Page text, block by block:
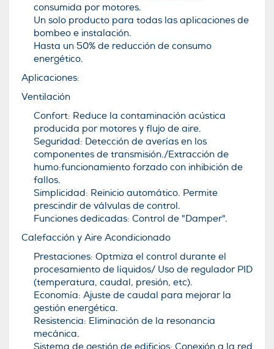
consumida por motores.
Un solo producto para todas las aplicaciones de
bombeo e instalación.
Hasta un 50% de reducción de consumo
energético.
Aplicaciones:
Ventilación
Confort: Reduce la contaminación acústica
producida por motores y flujo de aire.
Seguridad: Detección de averías en los
componentes de transmisión./Extracción de
humo:funcionamiento forzado con inhibición de
fallos.
Simplicidad: Reinicio automático. Permite
prescindir de válvulas de control.
Funciones dedicadas: Control de "Damper".
Calefacción y Aire Acondicionado
Prestaciones: Optmiza el control durante el
procesamiento de líquidos/ Uso de regulador PID
(temperatura, caudal, presión, etc).
Economía: Ajuste de caudal para mejorar la
gestión energética.
Resistencia: Eliminación de la resonancia
mecánica.